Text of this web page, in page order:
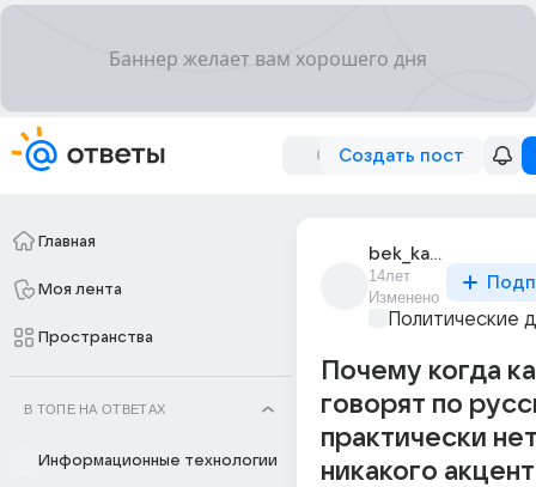
Создать пост
Главная
Моя лента
Пространства
В ТОПЕ НА ОТВЕТАХ
Информационные технологии
bek_kaspiiskii
14лет
Изменено
Политические
Почему когда
говорят по
практически
никакого